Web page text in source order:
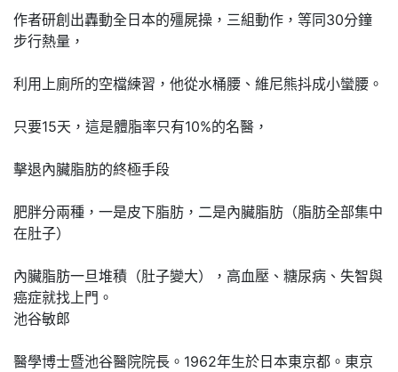
作者研創出轟動全日本的殭屍操，三組動作，等同30分鐘
步行熱量，
利用上廁所的空檔練習，他從水桶腰、維尼熊抖成小蠻腰。
只要15天，這是體脂率只有10%的名醫，
擊退內臟脂肪的終極手段
肥胖分兩種，一是皮下脂肪，二是內臟脂肪（脂肪全部集中
在肚子）
內臟脂肪一旦堆積（肚子變大），高血壓、糖尿病、失智與
癌症就找上門。
池谷敏郎
醫學博士暨池谷醫院院長。1962年生於日本東京都。東京